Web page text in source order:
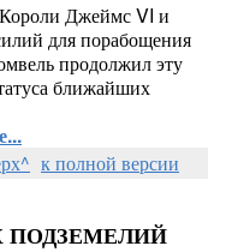
Джеймс VI и
для порабощения
продолжил эту
ближайших
к полной версии